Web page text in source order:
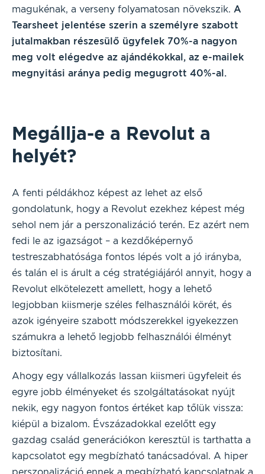
magukénak, a verseny folyamatosan növekszik. A
Tearsheet jelentése szerin a személyre szabott
jutalmakban részesülő ügyfelek 70%-a nagyon
meg volt elégedve az ajándékokkal, az e-mailek
megnyitási aránya pedig megugrott 40%-al.
Megállja-e a Revolut a
helyét?
A fenti példákhoz képest az lehet az első
gondolatunk, hogy a Revolut ezekhez képest még
sehol nem jár a perszonalizáció terén. Ez azért nem
fedi le az igazságot – a kezdőképernyő
testreszabhatósága fontos lépés volt a jó irányba,
és talán el is árult a cég stratégiájáról annyit, hogy a
Revolut elkötelezett amellett, hogy a lehető
legjobban kiismerje széles felhasználói körét, és
azok igényeire szabott módszerekkel igyekezzen
számukra a lehető legjobb felhasználói élményt
biztosítani.
Ahogy egy vállalkozás lassan kiismeri ügyfeleit és
egyre jobb élményeket és szolgáltatásokat nyújt
nekik, egy nagyon fontos értéket kap tőlük vissza:
kiépül a bizalom. Évszázadokkal ezelőtt egy
gazdag család generációkon keresztül is tarthatta a
kapcsolatot egy megbízható tanácsadóval. A hiper